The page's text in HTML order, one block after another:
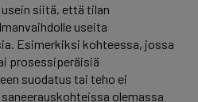
siitä, että tilan
useita
Esimerkiksi kohteessa, jossa
prosessiperäisiä
suodatus tai teho ei
olemassa